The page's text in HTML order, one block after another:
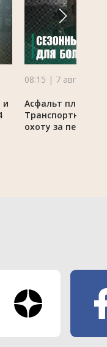
и
08:15 | 7 августа |
Асфальт
Транспортные
охоту за